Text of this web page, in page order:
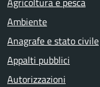
Ambiente
Anagrafe e stato civile
Appalti pubblici
Autorizzazioni